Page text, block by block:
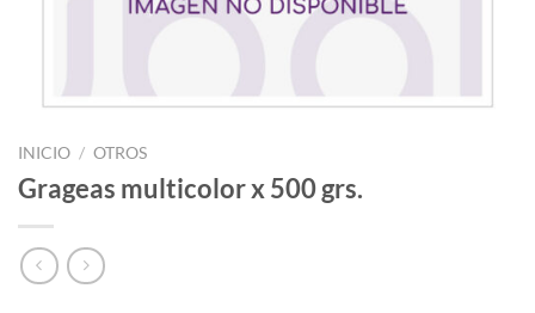
INICIO / OTROS
Grageas multicolor x 500 grs.